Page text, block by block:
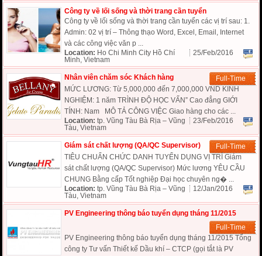
Công ty về lối sống và thời trang cần tuyển
Công ty về lối sống và thời trang cần tuyển các vị trí sau: 1.
Admin: 02 vị trí – Thông thạo Word, Excel, Email, Internet
và các công việc văn p ...
Location: Ho Chi Minh City Hồ Chí
Minh, Vietnam
25/Feb/2016
Nhân viên chăm sóc Khách hàng
Full-Time
MỨC LƯƠNG: Từ 5,000,000 đến 7,000,000 VND KINH
NGHIỆM: 1 năm TRÌNH ĐỘ HỌC VẤN” Cao đẳng GIỚI
TÍNH: Nam MÔ TẢ CÔNG VIỆC Giao hàng cho các ...
Location: tp. Vũng Tàu Bà Rịa – Vũng
Tàu, Vietnam
23/Feb/2016
Giám sát chất lượng (QA/QC Supervisor)
Full-Time
TIÊU CHUẨN CHỨC DANH TUYỂN DỤNG VỊ TRÍ Giám
sát chất lượng (QA/QC Supervisor) Mức lương YÊU CẦU
CHUNG Bằng cấp Tốt nghiệp Đại học chuyên ng� ...
Location: tp. Vũng Tàu Bà Rịa – Vũng
Tàu, Vietnam
12/Jan/2016
PV Engineering thông báo tuyển dụng tháng 11/2015
Full-Time
PV Engineering thông báo tuyển dụng tháng 11/2015 Tổng
công ty Tư vấn Thiết kế Dầu khí – CTCP (gọi tắt là PV